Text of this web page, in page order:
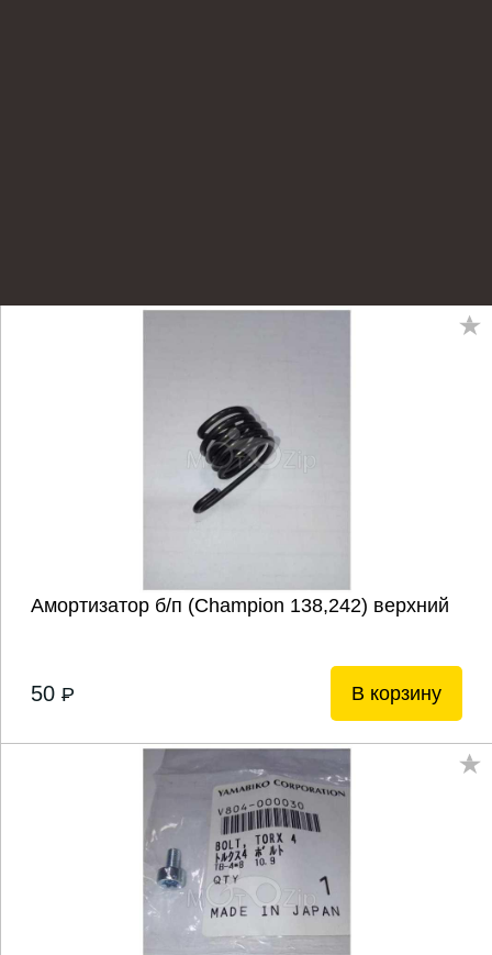
Амортизатор б/п (Champion 138,242) верхний
50 P В корзину